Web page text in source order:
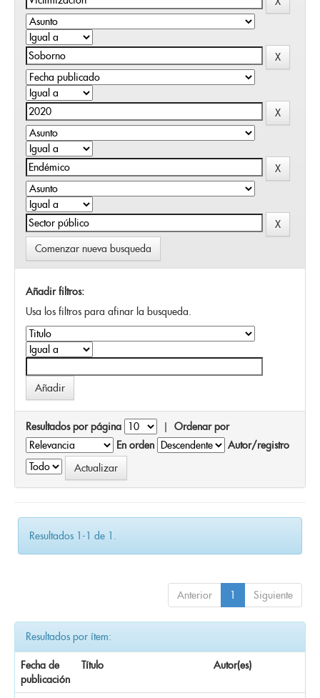
Comenzar nueva busqueda
Añadir filtros:
Usa los filtros para afinar la busqueda.
Resultados por página | Ordenar por
En orden
Autor/registro
Resultados 1-1 de 1.
Anterior 1 Siguiente
Resultados por ítem:
Fecha de
publicación
Título Autor(es)